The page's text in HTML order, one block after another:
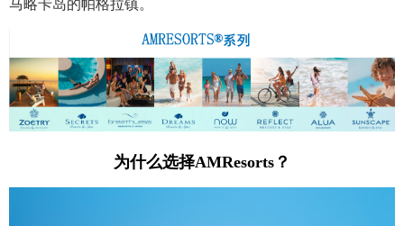
马略卡岛的帕格拉镇。
为什么选择AMResorts ？